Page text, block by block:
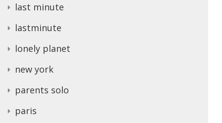
last minute
lastminute
lonely planet
new york
parents solo
paris